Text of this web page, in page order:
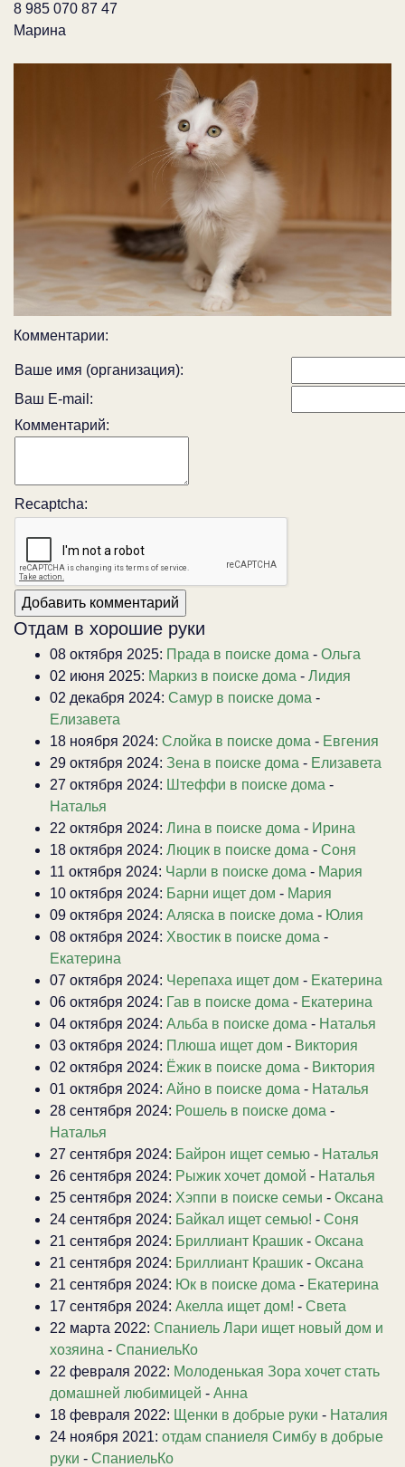
8 985 070 87 47
Марина
Комментарии:
Ваше имя (организация):
Ваш E-mail:
Комментарий:
Recaptcha:
Отдам в хорошие руки
08 октября 2025: Прада в поиске дома - Ольга
02 июня 2025: Маркиз в поиске дома - Лидия
02 декабря 2024: Самур в поиске дома -
Елизавета
18 ноября 2024: Слойка в поиске дома - Евгения
29 октября 2024: Зена в поиске дома - Елизавета
27 октября 2024: Штеффи в поиске дома -
Наталья
22 октября 2024: Лина в поиске дома - Ирина
18 октября 2024: Люцик в поиске дома - Соня
11 октября 2024: Чарли в поиске дома - Мария
10 октября 2024: Барни ищет дом - Мария
09 октября 2024: Аляска в поиске дома - Юлия
08 октября 2024: Хвостик в поиске дома -
Екатерина
07 октября 2024: Черепаха ищет дом - Екатерина
06 октября 2024: Гав в поиске дома - Екатерина
04 октября 2024: Альба в поиске дома - Наталья
03 октября 2024: Плюша ищет дом - Виктория
02 октября 2024: Ёжик в поиске дома - Виктория
01 октября 2024: Айно в поиске дома - Наталья
28 сентября 2024: Рошель в поиске дома -
Наталья
27 сентября 2024: Байрон ищет семью - Наталья
26 сентября 2024: Рыжик хочет домой - Наталья
25 сентября 2024: Хэппи в поиске семьи - Оксана
24 сентября 2024: Байкал ищет семью! - Соня
21 сентября 2024: Бриллиант Крашик - Оксана
21 сентября 2024: Бриллиант Крашик - Оксана
21 сентября 2024: Юк в поиске дома - Екатерина
17 сентября 2024: Акелла ищет дом! - Света
22 марта 2022: Спаниель Лари ищет новый дом и
хозяина - СпаниельКо
22 февраля 2022: Молоденькая Зора хочет стать
домашней любимицей - Анна
18 февраля 2022: Щенки в добрые руки - Наталия
24 ноября 2021: отдам спаниеля Симбу в добрые
руки - СпаниельКо